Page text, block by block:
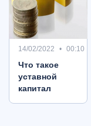
14/02/2022 00:10
Что такое
уставной
капитал